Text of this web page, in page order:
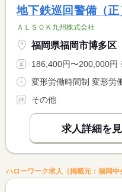
地下鉄巡回警備（
ＡＬＳＯＫ九州株式会社
福岡県福岡市博多区
186,400円〜200,000円 ※フルタイム求人の場合は
その他
求人詳細を
ハローワーク求人（掲載元：福岡中